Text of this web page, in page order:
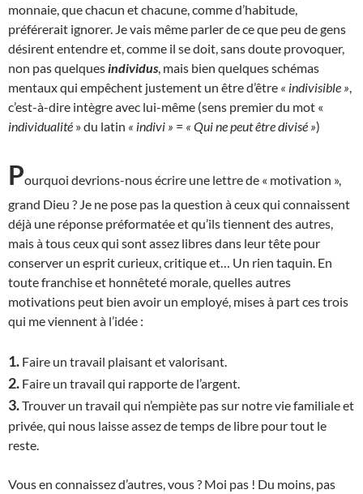
monnaie, que chacun et chacune, comme d’habitude,
préférerait ignorer. Je vais même parler de ce que peu de gens
désirent entendre et, comme il se doit, sans doute provoquer,
non pas quelques individus , mais bien quelques schémas
mentaux qui empêchent justement un être d’être « indivisible »
c’est-à-dire intègre avec lui-même (sens premier du mot «
individualité » du latin « indivi » = « Qui ne peut être divisé »)
Pourquoi devrions-nous écrire une lettre de « motivation »,
grand Dieu ? Je ne pose pas la question à ceux qui connaissent
déjà une réponse préformatée et qu’ils tiennent des autres,
mais à tous ceux qui sont assez libres dans leur tête pour
conserver un esprit curieux, critique et… Un rien taquin. En
toute franchise et honnêteté morale, quelles autres
motivations peut bien avoir un employé, mises à part ces trois
qui me viennent à l’idée :
1. Faire un travail plaisant et valorisant.
2. Faire un travail qui rapporte de l’argent.
3.Trouver un travail qui n’empiète pas sur notre vie familiale et
privée, qui nous laisse assez de temps de libre pour tout le
reste.
Vous en connaissez d’autres, vous ? Moi pas ! Du moins, pas